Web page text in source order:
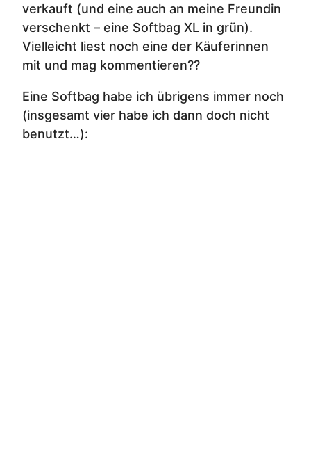
verkauft (und eine auch an meine Freundin
verschenkt – eine Softbag XL in grün).
Vielleicht liest noch eine der Käuferinnen
mit und mag kommentieren??
Eine Softbag habe ich übrigens immer noch
(insgesamt vier habe ich dann doch nicht
benutzt…):